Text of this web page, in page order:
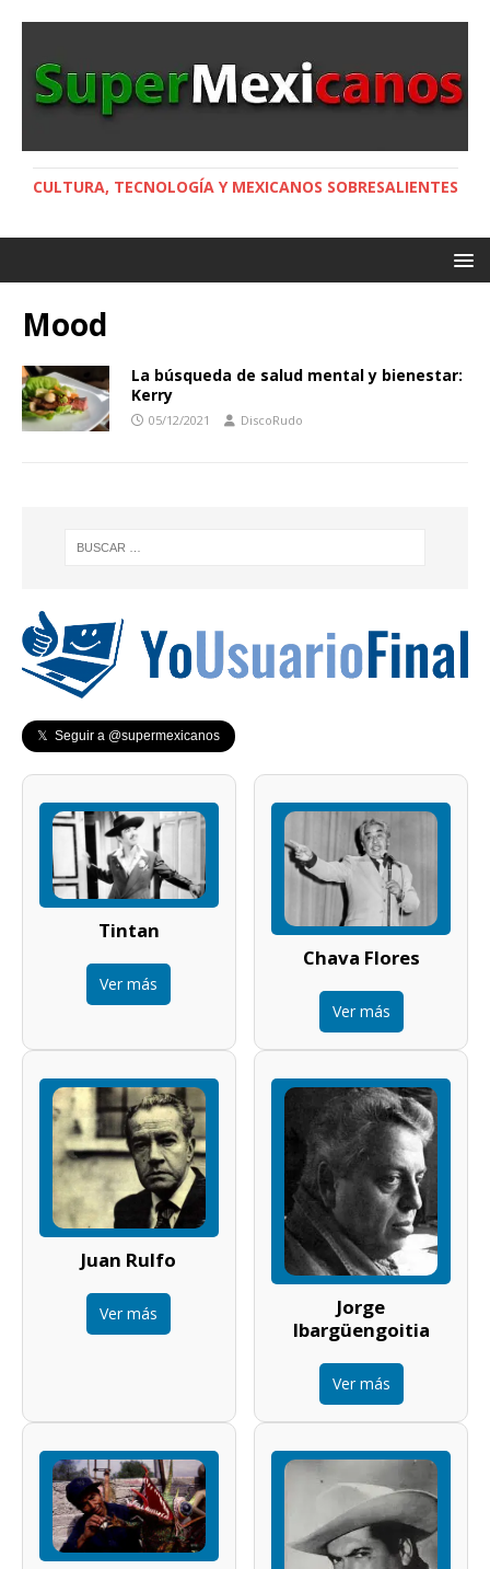
CULTURA, TECNOLOGÍA Y MEXICANOS SOBRESALIENTES
Mood
La búsqueda de salud mental y bienestar:
Kerry
05/12/2021 DiscoRudo
𝕏 Seguir a @supermexicanos
Tintan
Ver más
Chava Flores
Ver más
Juan Rulfo
Ver más
Jorge
Ibargüengoitia
Ver más